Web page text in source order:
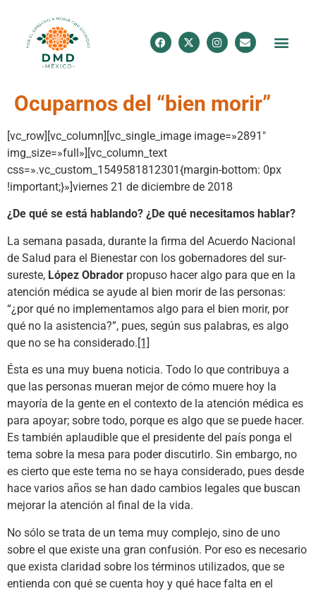
Ocuparnos del “bien morir”
[vc_row][vc_column][vc_single_image image=»2891″
img_size=»full»][vc_column_text
css=».vc_custom_1549581812301{margin-bottom: 0px
!important;}»]viernes 21 de diciembre de 2018
¿De qué se está hablando? ¿De qué necesitamos hablar?
La semana pasada, durante la firma del Acuerdo Nacional
de Salud para el Bienestar con los gobernadores del sur-
sureste, López Obrador propuso hacer algo para que en la
atención médica se ayude al bien morir de las personas:
“¿por qué no implementamos algo para el bien morir, por
qué no la asistencia?”, pues, según sus palabras, es algo
que no se ha considerado.[1]
Ésta es una muy buena noticia. Todo lo que contribuya a
que las personas mueran mejor de cómo muere hoy la
mayoría de la gente en el contexto de la atención médica es
para apoyar; sobre todo, porque es algo que se puede hacer.
Es también aplaudible que el presidente del país ponga el
tema sobre la mesa para poder discutirlo. Sin embargo, no
es cierto que este tema no se haya considerado, pues desde
hace varios años se han dado cambios legales que buscan
mejorar la atención al final de la vida.
No sólo se trata de un tema muy complejo, sino de uno
sobre el que existe una gran confusión. Por eso es necesario
que exista claridad sobre los términos utilizados, que se
entienda con qué se cuenta hoy y qué hace falta en el